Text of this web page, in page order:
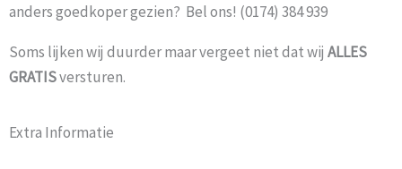
anders goedkoper gezien? Bel ons! (0174) 384 939
Soms lijken wij duurder maar vergeet niet dat wij ALLES
GRATISversturen.
Extra Informatie